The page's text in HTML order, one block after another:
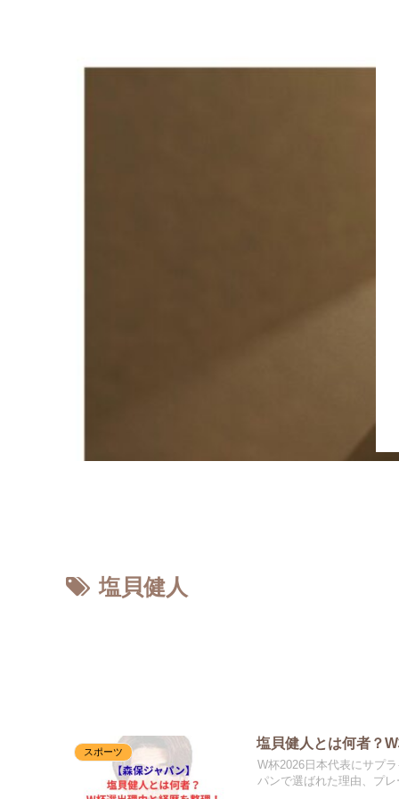
塩貝健人
スポーツ
塩貝健人とは何者？
W杯2026日本代表にサプ
パンで選ばれた理由、プ